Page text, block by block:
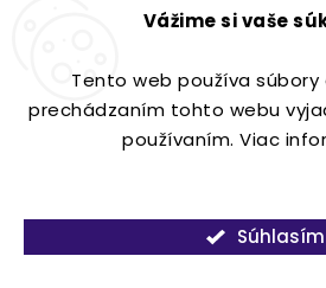
Vážime si vaše
Tento web používa súbory
prechádzaním tohto webu
používaním. Viac
Súhlasím
Prihlásiť sa
Copyright 2026Lavdecor.sk.
VytvořilShoptet| DesignShoptak.cz.